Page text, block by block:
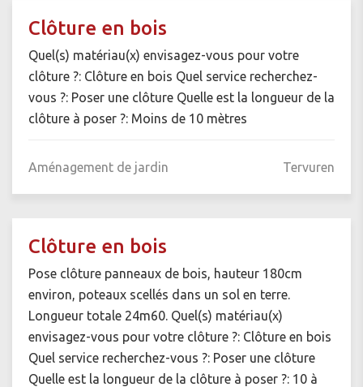
Clôture en bois
Quel(s) matériau(x) envisagez-vous pour votre
clôture ?: Clôture en bois Quel service recherchez-
vous ?: Poser une clôture Quelle est la longueur de la
clôture à poser ?: Moins de 10 mètres
Aménagement de jardin Tervuren
Clôture en bois
Pose clôture panneaux de bois, hauteur 180cm
environ, poteaux scellés dans un sol en terre.
Longueur totale 24m60. Quel(s) matériau(x)
envisagez-vous pour votre clôture ?: Clôture en bois
Quel service recherchez-vous ?: Poser une clôture
Quelle est la longueur de la clôture à poser ?: 10 à